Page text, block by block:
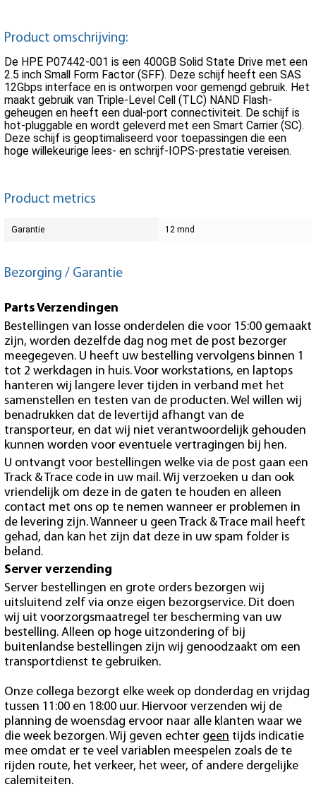
Product omschrijving:
De HPE P07442-001 is een 400GB Solid State Drive met een
2.5 inch Small Form Factor (SFF). Deze schijf heeft een SAS
12Gbps interface en is ontworpen voor gemengd gebruik. Het
maakt gebruik van Triple-Level Cell (TLC) NAND Flash-
geheugen en heeft een dual-port connectiviteit. De schijf is
hot-pluggable en wordt geleverd met een Smart Carrier (SC).
Deze schijf is geoptimaliseerd voor toepassingen die een
hoge willekeurige lees- en schrijf-IOPS-prestatie vereisen.
Product metrics
Garantie 12 mnd
Bezorging / Garantie
Parts Verzendingen
Bestellingen van losse onderdelen die voor 15:00 gemaakt
zijn, worden dezelfde dag nog met de post bezorger
meegegeven. U heeft uw bestelling vervolgens binnen 1
tot 2 werkdagen in huis. Voor workstations, en laptops
hanteren wij langere lever tijden in verband met het
samenstellen en testen van de producten. Wel willen wij
benadrukken dat de levertijd afhangt van de
transporteur, en dat wij niet verantwoordelijk gehouden
kunnen worden voor eventuele vertragingen bij hen.
U ontvangt voor bestellingen welke via de post gaan een
Track & Trace code in uw mail. Wij verzoeken u dan ook
vriendelijk om deze in de gaten te houden en alleen
contact met ons op te nemen wanneer er problemen in
de levering zijn. Wanneer u geen Track & Trace mail heeft
gehad, dan kan het zijn dat deze in uw spam folder is
beland.
Server verzending
Server bestellingen en grote orders bezorgen wij
uitsluitend zelf via onze eigen bezorgservice. Dit doen
wij uit voorzorgsmaatregel ter bescherming van uw
bestelling. Alleen op hoge uitzondering of bij
buitenlandse bestellingen zijn wij genoodzaakt om een
transportdienst te gebruiken.
Onze collega bezorgt elke week op donderdag en vrijdag
tussen 11:00 en 18:00 uur. Hiervoor verzenden wij de
planning de woensdag ervoor naar alle klanten waar we
die week bezorgen. Wij geven echter geen tijds indicatie
mee omdat er te veel variablen meespelen zoals de te
rijden route, het verkeer, het weer, of andere dergelijke
calemiteiten.